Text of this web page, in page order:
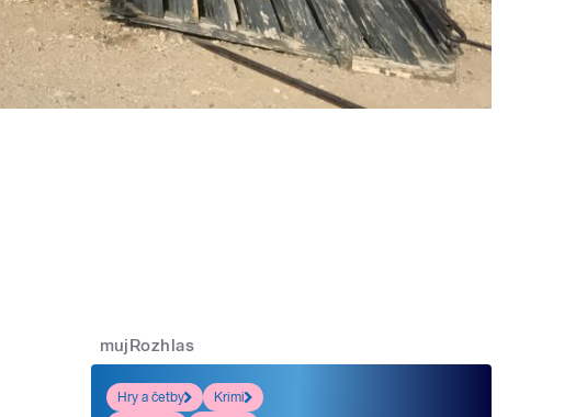
mujRozhlas
Hry a četby
Krimi